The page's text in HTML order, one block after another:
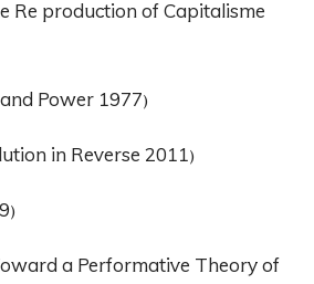
Re production of Capitalisme
Power 1977)
in Reverse 2011)
a Performative Theory of